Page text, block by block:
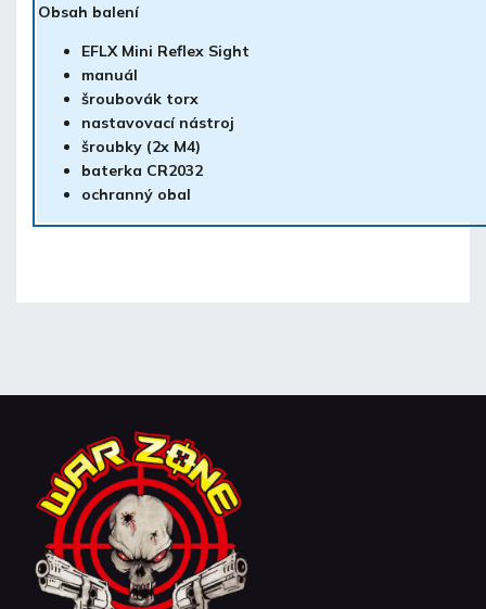
Obsah balení
EFLX Mini Reflex Sight
manuál
šroubovák torx
nastavovací nástroj
šroubky (2x M4)
baterka CR2032
ochranný obal